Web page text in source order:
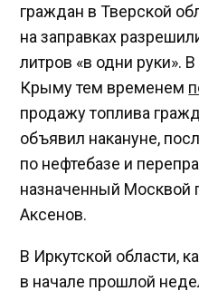
граждан в Тверской
на заправках
литров «в одни руки».
Крыму тем временем
продажу топлива
объявил накануне,
по нефтебазе и
назначенный Москвой
Аксенов.
В Иркутской области,
в начале прошлой